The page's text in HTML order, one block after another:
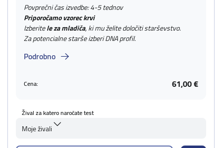
Povprečni čas izvedbe: 4-5 tednov
Priporočamo vzorec krvi
Izberitele za mladiča, ki mu želite določiti starševstvo.
Za potencialne starše izberi DNA profil.
Podrobno
Cena: 61,00 €
Žival za katero naročate test
Moje živali